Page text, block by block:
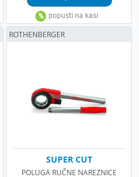
SUPER CUT
POLUGA RUČNE NAREZNICE
ROTHENBERGER